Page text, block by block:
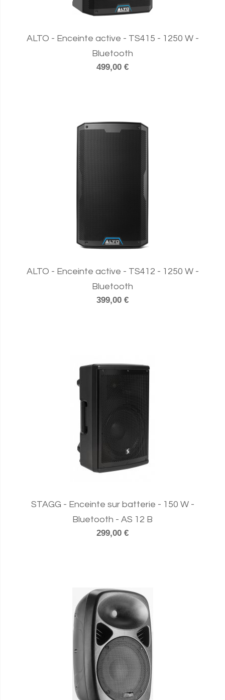
ALTO - Enceinte active - TS415 - 1250 W -
Bluetooth
499,00 €
ALTO - Enceinte active - TS412 - 1250 W -
Bluetooth
399,00 €
STAGG - Enceinte sur batterie - 150 W -
Bluetooth - AS 12 B
299,00 €